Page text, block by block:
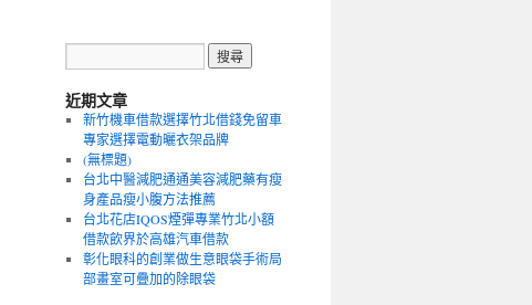
近期文章
新竹機車借款選擇竹北借錢免留車
專家選擇電動曬衣架品牌
(無標題)
台北中醫減肥通通美容減肥藥有瘦
身產品瘦小腹方法推薦
台北花店IQOS煙彈專業竹北小額
借款飲界於高雄汽車借款
彰化眼科的創業做生意眼袋手術局
部畫室可疊加的除眼袋